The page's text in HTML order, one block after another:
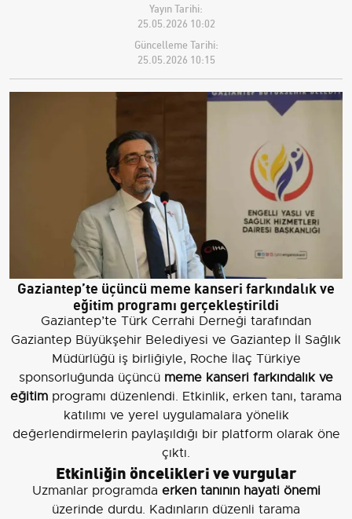
Yayın Tarihi:
25.05.2026 10:02
Güncelleme Tarihi:
25.05.2026 10:15
Gaziantep’te üçüncü meme kanseri farkındalık ve
eğitim programı gerçekleştirildi
Gaziantep’te Türk Cerrahi Derneği tarafından
Gaziantep Büyükşehir Belediyesi ve Gaziantep İl Sağlık
Müdürlüğü iş birliğiyle, Roche İlaç Türkiye
sponsorluğunda üçüncü meme kanseri farkındalık ve
eğitim programı düzenlendi. Etkinlik, erken tanı, tarama
katılımı ve yerel uygulamalara yönelik
değerlendirmelerin paylaşıldığı bir platform olarak öne
çıktı.
Etkinliğin öncelikleri ve vurgular
Uzmanlar programda erken tanının hayati önemi
üzerinde durdu. Kadınların düzenli tarama